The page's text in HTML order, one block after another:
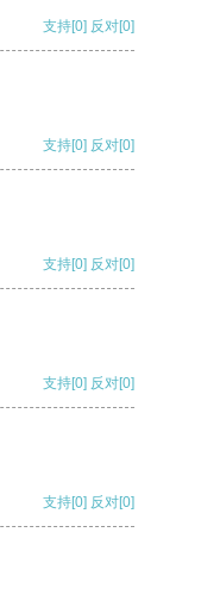
支持[0] 反对[0]
支持[0] 反对[0]
支持[0] 反对[0]
支持[0] 反对[0]
支持[0] 反对[0]